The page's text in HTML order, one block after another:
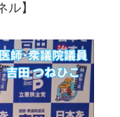
】